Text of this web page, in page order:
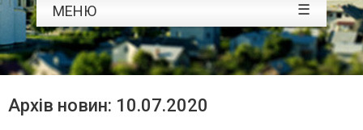
МЕНЮ ☰
Архів новин: 10.07.2020